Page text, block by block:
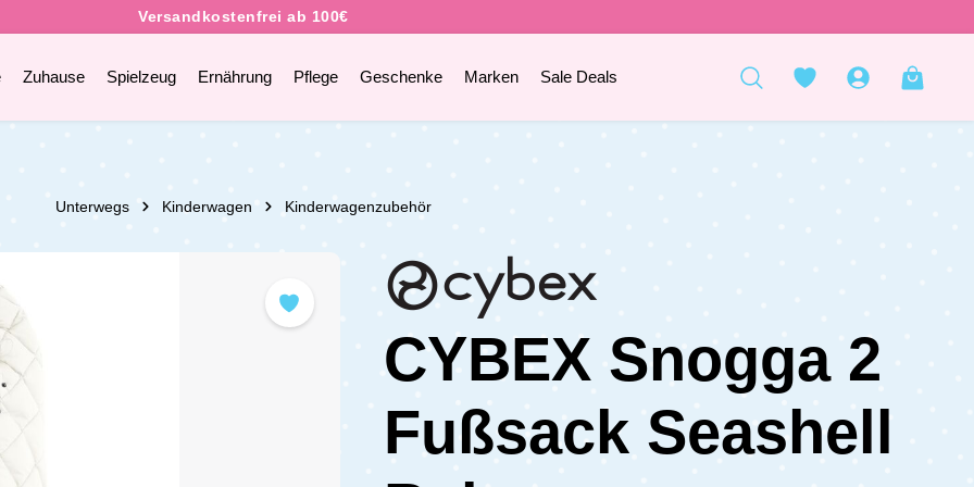
Zuhause Spielzeug Ernährung Pflege Geschenke Marken Sale Deals
Unterwegs Kinderwagen Kinderwagenzubehör
CYBEX Snogga 2
Fußsack Seashell